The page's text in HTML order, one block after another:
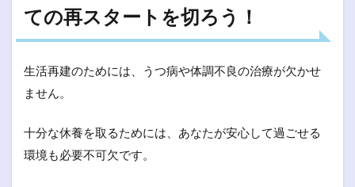
ての再スタートを切ろう！
生活再建のためには、うつ病や体調不良の治療が欠かせ
ません。
十分な休養を取るためには、あなたが安心して過ごせる
環境も必要不可欠です。